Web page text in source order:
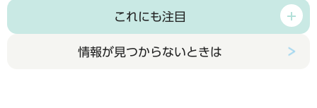
これにも注目
情報が見つからないときは